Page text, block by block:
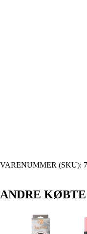
VARENUMMER (SKU):
ANDRE KØBTE